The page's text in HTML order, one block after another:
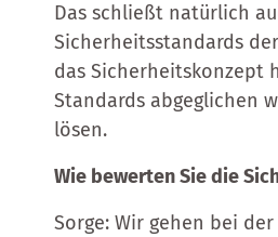
Das schließt natürlich
Sicherheitsstandards
das Sicherheitskonzept
Standards abgeglichen
lösen.
Wie bewerten Sie die
Sorge: Wir gehen bei